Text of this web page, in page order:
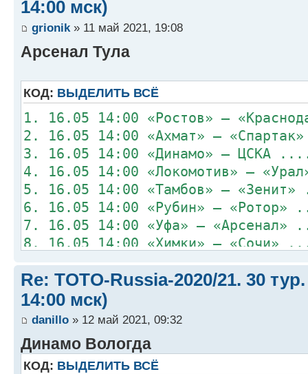
Ротор (Veprz) – Динамо Вологда
....................... x:x
ЦСКА-91 (Mister) – ЦСКА (Orion)
................................
(Mihagawa) .. x:x
14:00 мск)
grionik » 11 май 2021, 19:08
Арсенал Тула
КОД: ВЫДЕЛИТЬ ВСЁ
1. 16.05 14:00 «Ростов» –
2. 16.05 14:00 «Ахмат» –
3. 16.05 14:00 «Динамо» –
4. 16.05 14:00 «Локомотив» –
5. 16.05 14:00 «Тамбов» –
6. 16.05 14:00 «Рубин» –
7. 16.05 14:00 «Уфа» –
8. 16.05 14:00 «Химки» –
Re: TOTO-Russia-2020/21. 30
14:00 мск)
danillo » 12 май 2021, 09:32
Динамо Вологда
КОД: ВЫДЕЛИТЬ ВСЁ